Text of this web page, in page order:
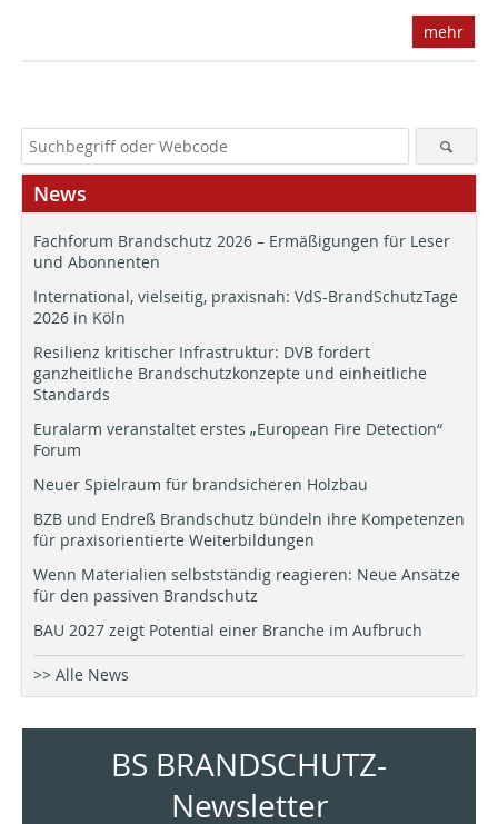
mehr
News
Fachforum Brandschutz 2026 – Ermäßigungen für Leser
und Abonnenten
International, vielseitig, praxisnah: VdS-BrandSchutzTage
2026 in Köln
Resilienz kritischer Infrastruktur: DVB fordert
ganzheitliche Brandschutzkonzepte und einheitliche
Standards
Euralarm veranstaltet erstes „European Fire Detection“
Forum
Neuer Spielraum für brandsicheren Holzbau
BZB und Endreß Brandschutz bündeln ihre Kompetenzen
für praxisorientierte Weiterbildungen
Wenn Materialien selbstständig reagieren: Neue Ansätze
für den passiven Brandschutz
BAU 2027 zeigt Potential einer Branche im Aufbruch
>> Alle News
BS BRANDSCHUTZ-
Newsletter